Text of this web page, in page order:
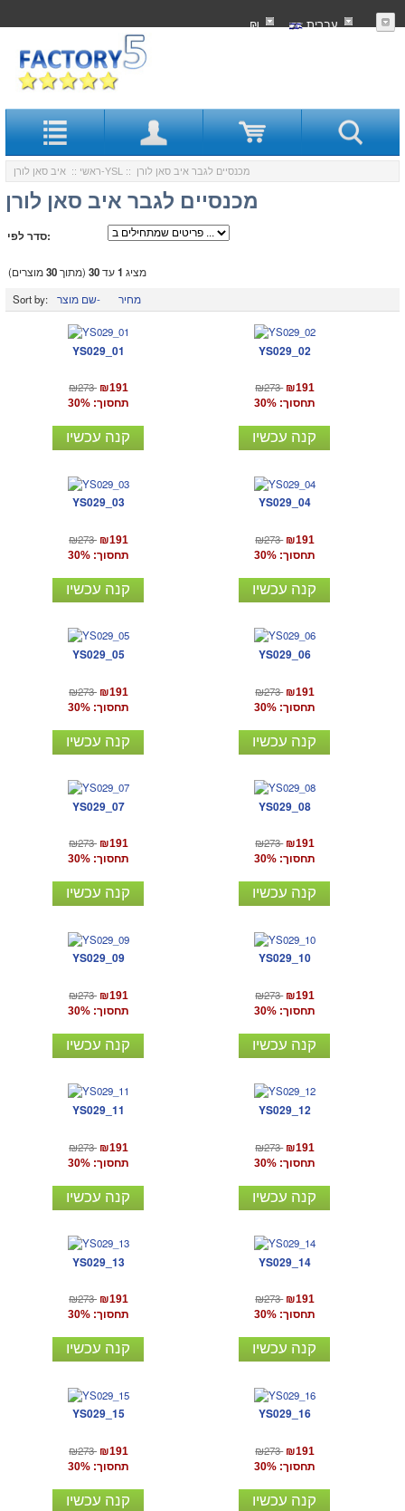
עִברִית ₪
ראשי :: איב סאן לורן-YSL :: מכנסיים לגבר איב סאן לורן
מכנסיים לגבר איב סאן לורן
סדר לפי:
מציג 1עד30 (מתוך30מוצרים)
Sort by:
שם מוצר- מחיר
YS029_01
₪273 ₪191
תחסוך: 30%
קנה עכשיו
YS029_02
₪273 ₪191
תחסוך: 30%
קנה עכשיו
YS029_03
₪273 ₪191
תחסוך: 30%
קנה עכשיו
YS029_04
₪273 ₪191
תחסוך: 30%
קנה עכשיו
YS029_05
₪273 ₪191
תחסוך: 30%
קנה עכשיו
YS029_06
₪273 ₪191
תחסוך: 30%
קנה עכשיו
YS029_07
₪273 ₪191
תחסוך: 30%
קנה עכשיו
YS029_08
₪273 ₪191
תחסוך: 30%
קנה עכשיו
YS029_09
₪273 ₪191
תחסוך: 30%
קנה עכשיו
YS029_10
₪273 ₪191
תחסוך: 30%
קנה עכשיו
YS029_11
₪273 ₪191
תחסוך: 30%
קנה עכשיו
YS029_12
₪273 ₪191
תחסוך: 30%
קנה עכשיו
YS029_13
₪273 ₪191
תחסוך: 30%
קנה עכשיו
YS029_14
₪273 ₪191
תחסוך: 30%
קנה עכשיו
YS029_15
₪273 ₪191
תחסוך: 30%
קנה עכשיו
YS029_16
₪273 ₪191
תחסוך: 30%
קנה עכשיו